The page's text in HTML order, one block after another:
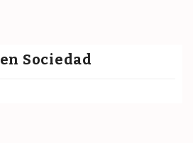
en Sociedad